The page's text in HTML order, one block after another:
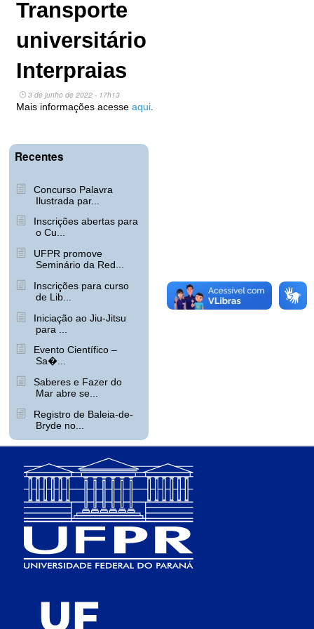
Transporte
universitário
Interpraias
3 de junho de 2022 - 17h13
Mais informações acesseaqui.
Recentes
Concurso Palavra
Ilustrada par...
Inscrições abertas para
o Cu...
UFPR promove
Seminário da Red...
Inscrições para curso
de Lib...
Iniciação ao Jiu-Jitsu
para ...
Evento Científico –
Sa�...
Saberes e Fazer do
Mar abre se...
Registro de Baleia-de-
Bryde no...